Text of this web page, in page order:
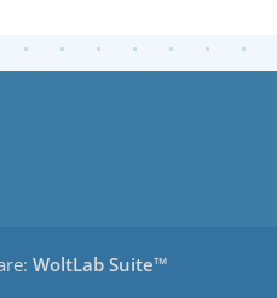
WoltLab Suite™